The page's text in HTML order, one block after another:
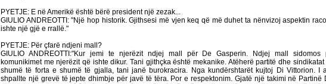
PYETJE: E në Amerikë është bërë president një zezak...
GIULIO ANDREOTTI: "Një hop historik. Gjithsesi më vjen keq që më duhet ta nënvizoj aspektin
ishte një gjë e rrallë."
PYETJE: Për çfarë ndjeni mall?
GIULIO ANDREOTTI:"Kur jemi te njerëzit ndjej mall për De Gasperin. Ndjej mall sidomos
komunikimet me njerëzit që ishte dikur. Tani gjithçka është mekanike. Atëherë partitë dhe
shumë të forta e shumë të gjalla, tani janë burokracira. Nga kundërshtarët kujtoj Di Vittorion. I
shpallte një grevë të jepte dhimbje për javë të tëra. Por e respektonim. Gjatë një takimi në Partinë